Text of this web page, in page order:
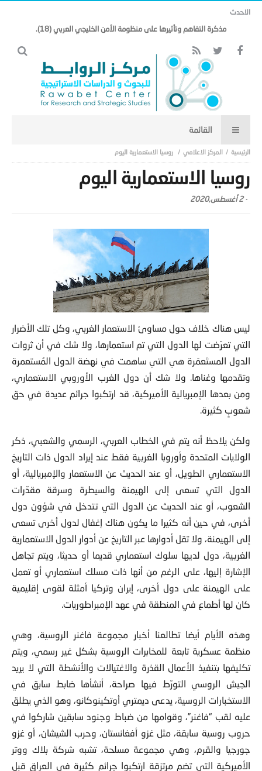
الاحدث
المركز الاعلامي روسيا الاستعمارية اليوم
روسيا الاستعمارية اليوم
ليس هناك خلاف حول مساوئ الاستعمار الغربي، وكل تلك الأضرار
التي تعرّضت لها الدول التي تم استعمارها، ولا شك في أن ثروات
الدول المستَعمَرة هي التي ساهمت في نهضة الدول المُستعمرة
وتقدمها وغناها. ولا شك أن دول الغرب الأوروبي الاستعماري،
ومن بعدها الإمبريالية الأميركية، قد ارتكبوا جرائم عديدة في حق
ولكن يلاحظ أنه يتم في الخطاب العربي، الرسمي والشعبي، ذكر
الولايات المتحدة وأوروبا الغربية فقط عند إيراد الدول ذات التاريخ
الاستعماري الطويل، أو عند الحديث عن الاستعمار والإمبريالية، أو
الدول التي تسعى إلى الهيمنة والسيطرة وسرقة مقدّرات
الشعوب، أو عند الحديث عن الدول التي تتدخل في شؤون دول
أخرى، في حين أنه كثيرا ما يكون هناك إغفال لدول أخرى تسعى
إلى الهيمنة، ولا تقل أدوارها عبر التاريخ عن أدوار الدول الاستعمارية
الغربية، دول لديها سلوك استعماري قديما أو حديثا، ويتم تجاهل
الإشارة إليها، على الرغم من أنها ذات مسلك استعماري أو تعمل
على الهيمنة على دول أخرى، إيران وتركيا أمثلة لقوى إقليمية
وهذه الأيام أيضا تطالعنا أخبار مجموعة فاغنر الروسية، وهي
منظمة عسكرية تابعة للمخابرات الروسية بشكل غير رسمي، ويتم
تكليفها بتنفيذ الأعمال القذرة والاغتيالات والأنشطة التي لا يريد
الجيش الروسي التورّط فيها صراحة، أنشأها ضابط سابق في
الاستخبارات الروسية، يدعى ديمتري أوتكينوكانو، وهو الذي يطلق
عليه لقب “فاغنر”، وقوامها من ضباط وجنود سابقين شاركوا في
حروب روسية سابقة، مثل غزو أفغانستان، وحرب الشيشان، أو غزو
جورجيا والقرم، وهي مجموعة مسلحة، تشبه شركة بلاك ووتر